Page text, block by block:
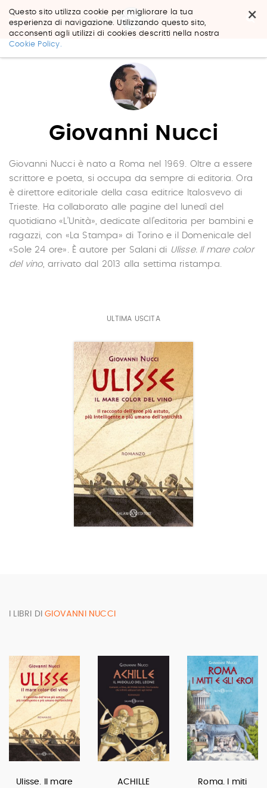
×
Questo sito utilizza cookie per migliorare la tua
esperienza di navigazione. Utilizzando questo sito,
acconsenti agli utilizzi di cookies descritti nella nostra
Cookie Policy.
Salta
Giovanni Nucci
Giovanni Nucci è nato a Roma nel 1969. Oltre a essere
scrittore e poeta, si occupa da sempre di editoria. Ora
è direttore editoriale della casa editrice Italosvevo di
Trieste. Ha collaborato alle pagine del lunedì del
quotidiano «L’Unità», dedicate all’editoria per bambini e
ragazzi, con «La Stampa» di Torino e il Domenicale del
«Sole 24 ore». È autore per Salani di Ulisse. Il mare color
del vino, arrivato dal 2013 alla settima ristampa.
ULTIMA USCITA
I LIBRI DIGIOVANNI NUCCI
Ulisse. Il mare
ACHILLE
Roma. I miti